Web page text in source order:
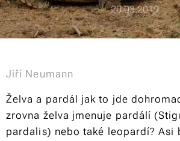
20.03.2019
Jiří Neumann
Želva a pardál jak to jde
zrovna želva jmenuje pardálí (
pardalis) nebo také leopardí? Asi